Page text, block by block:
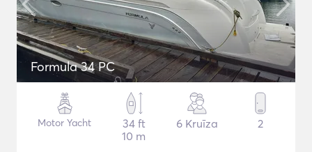
Formula 34 PC
Motor Yacht
34 ft
10 m
6 Kruīza 2